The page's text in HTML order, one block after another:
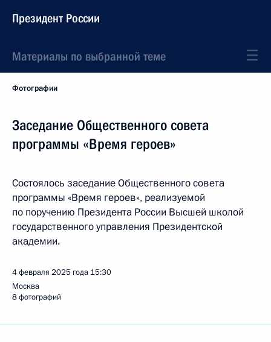
Президент России
Материалы по выбранной теме
Фотографии
Заседание Общественного совета
программы «Время героев»
Состоялось заседание Общественного совета
программы «Время героев», реализуемой
по поручению Президента России Высшей школой
государственного управления Президентской
академии.
4 февраля 2025 года 15:30
Москва
8 фотографий